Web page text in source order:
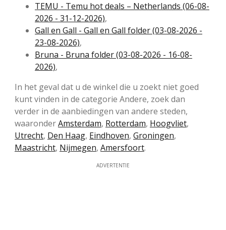
TEMU - Temu hot deals – Netherlands (06-08-
2026 - 31-12-2026),
Gall en Gall - Gall en Gall folder (03-08-2026 -
23-08-2026),
Bruna - Bruna folder (03-08-2026 - 16-08-
2026),
In het geval dat u de winkel die u zoekt niet goed
kunt vinden in de categorie Andere, zoek dan
verder in de aanbiedingen van andere steden,
waaronderAmsterdam, Rotterdam, Hoogvliet,
Utrecht, Den Haag, Eindhoven, Groningen,
Maastricht, Nijmegen, Amersfoort.
ADVERTENTIE